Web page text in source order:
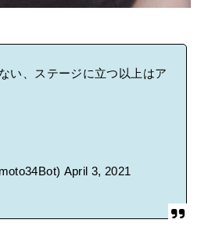
い、ステージに立つ以上はア
April 3, 2021